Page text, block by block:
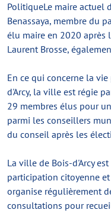
PolitiqueLe maire actuel
Benassaya, membre du
élu maire en 2020 après
Laurent Brosse,
En ce qui concerne la
d'Arcy, la ville est régie
29 membres élus pour
parmi les conseillers
du conseil après les
La ville de Bois-d'Arcy
participation citoyenne
organise régulièrement
consultations pour